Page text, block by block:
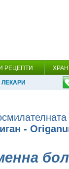
РЕЦЕПТИ
ЛЕКАРИ
-